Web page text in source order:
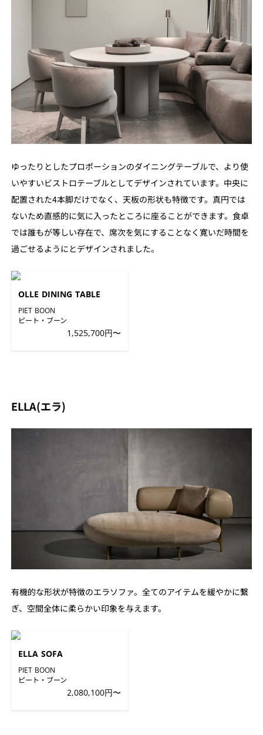
ゆったりとしたプロポーションのダイニングテーブルで、より使
いやすいビストロテーブルとしてデザインされています。中央に
配置された4本脚だけでなく、天板の形状も特徴です。真円では
ないため直感的に気に入ったところに座ることができます。食卓
では誰もが等しい存在で、席次を気にすることなく寛いだ時間を
過ごせるようにとデザインされました。
OLLE DINING TABLE
PIET BOON
ピート・ブーン
1,525,700円〜
ELLA(エラ)
有機的な形状が特徴のエラソファ。全てのアイテムを緩やかに繋
ぎ、空間全体に柔らかい印象を与えます。
ELLA SOFA
PIET BOON
ピート・ブーン
2,080,100円〜